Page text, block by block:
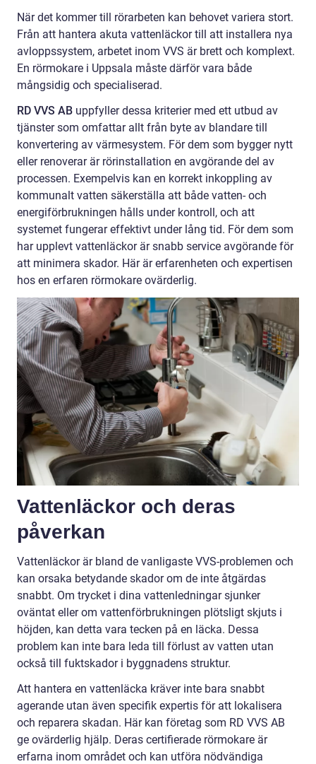
När det kommer till rörarbeten kan behovet variera stort.
Från att hantera akuta vattenläckor till att installera nya
avloppssystem, arbetet inom VVS är brett och komplext.
En rörmokare i Uppsala måste därför vara både
mångsidig och specialiserad.
RD VVS AB uppfyller dessa kriterier med ett utbud av
tjänster som omfattar allt från byte av blandare till
konvertering av värmesystem. För dem som bygger nytt
eller renoverar är rörinstallation en avgörande del av
processen. Exempelvis kan en korrekt inkoppling av
kommunalt vatten säkerställa att både vatten- och
energiförbrukningen hålls under kontroll, och att
systemet fungerar effektivt under lång tid. För dem som
har upplevt vattenläckor är snabb service avgörande för
att minimera skador. Här är erfarenheten och expertisen
hos en erfaren rörmokare ovärderlig.
Vattenläckor och deras
påverkan
Vattenläckor är bland de vanligaste VVS-problemen och
kan orsaka betydande skador om de inte åtgärdas
snabbt. Om trycket i dina vattenledningar sjunker
oväntat eller om vattenförbrukningen plötsligt skjuts i
höjden, kan detta vara tecken på en läcka. Dessa
problem kan inte bara leda till förlust av vatten utan
också till fuktskador i byggnadens struktur.
Att hantera en vattenläcka kräver inte bara snabbt
agerande utan även specifik expertis för att lokalisera
och reparera skadan. Här kan företag som RD VVS AB
ge ovärderlig hjälp. Deras certifierade rörmokare är
erfarna inom området och kan utföra nödvändiga